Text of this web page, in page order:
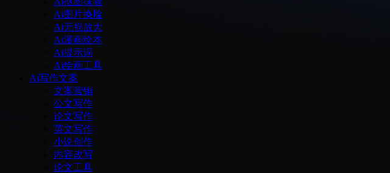
Ai图片换脸
Ai无损放大
Ai漫画绘本
Ai提示词
Ai绘画工具
Ai写作文案
文案营销
公文写作
论文写作
英文写作
小说创作
内容改写
论文工具